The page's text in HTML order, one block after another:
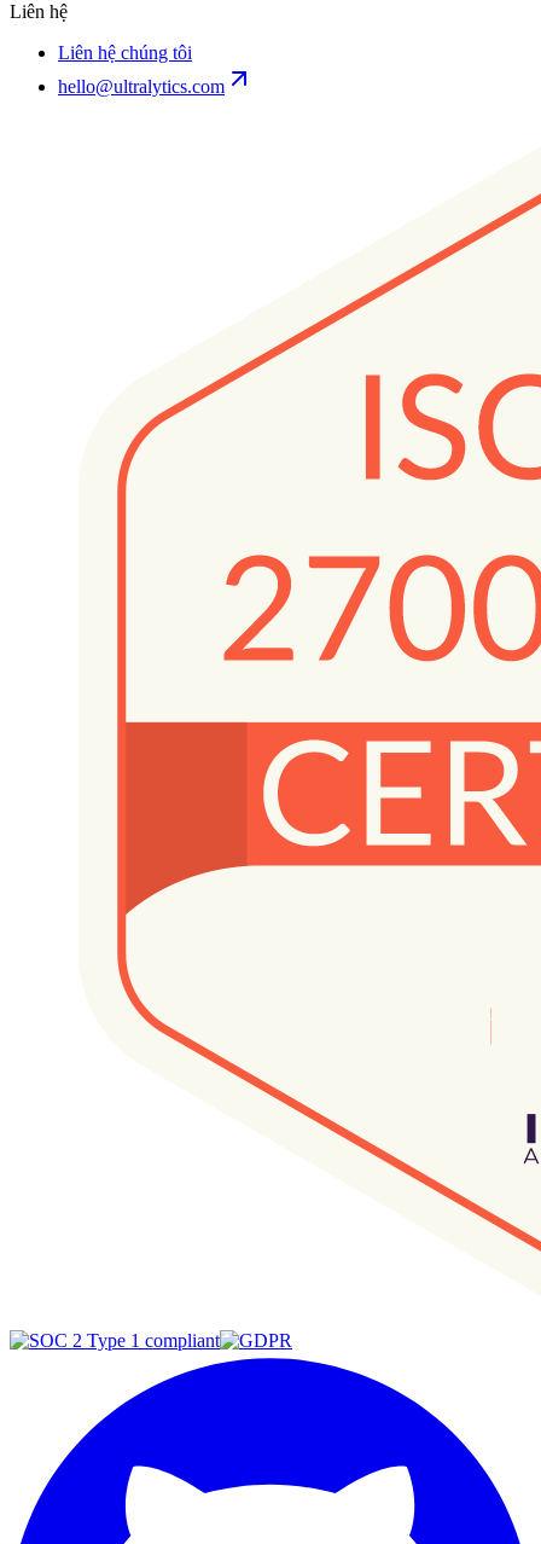
Liên hệ
Liên hệ chúng tôi
hello@ultralytics.com